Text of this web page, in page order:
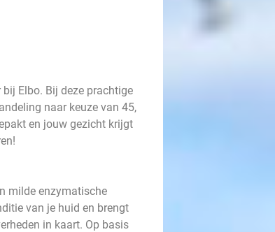
Elbo. Bij deze prachtige
naar keuze van 45,
en jouw gezicht krijgt
milde enzymatische
van je huid en brengt
in kaart. Op basis